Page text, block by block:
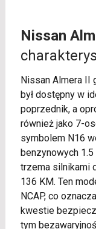
Nissan
Nissan Almera II
był dostępny w
poprzednik, a
również jako 7-
symbolem N16
benzynowych
trzema silnikami
136 KM. Ten
NCAP, co
kwestie
tym